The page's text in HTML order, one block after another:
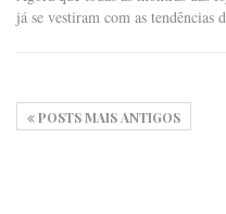
já se vestiram com as tendências
POSTS MAIS ANTIGOS